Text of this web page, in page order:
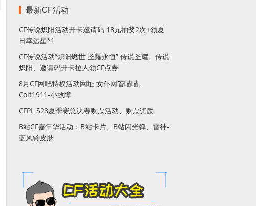
最新CF活动
CF传说炽阳活动开卡邀请码 18元抽奖2次+领夏
日幸运星*1
CF传说活动“炽阳燃世 圣耀永恒” 传说圣耀、传说
炽阳、邀请码开卡拉人领CF点券
8月CF网吧特权活动网址 女仆网管喵喵、
Colt1911-小故障
CFPL S28夏季赛总决赛购票活动、购票奖励
B站CF嘉年华活动：B站卡片、B站闪光弹、雷神-
蓝风铃皮肤